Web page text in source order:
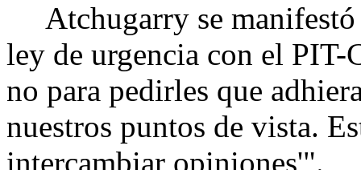
Atchugarry se manifestó
ley de urgencia con el PIT-
no para pedirles que
nuestros puntos de vista.
intercambiar opiniones'".